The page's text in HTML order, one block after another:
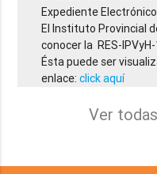
Expediente
El Instituto Provincial
conocer la RES-
Ésta puede ser
enlace:click aquí
Ver